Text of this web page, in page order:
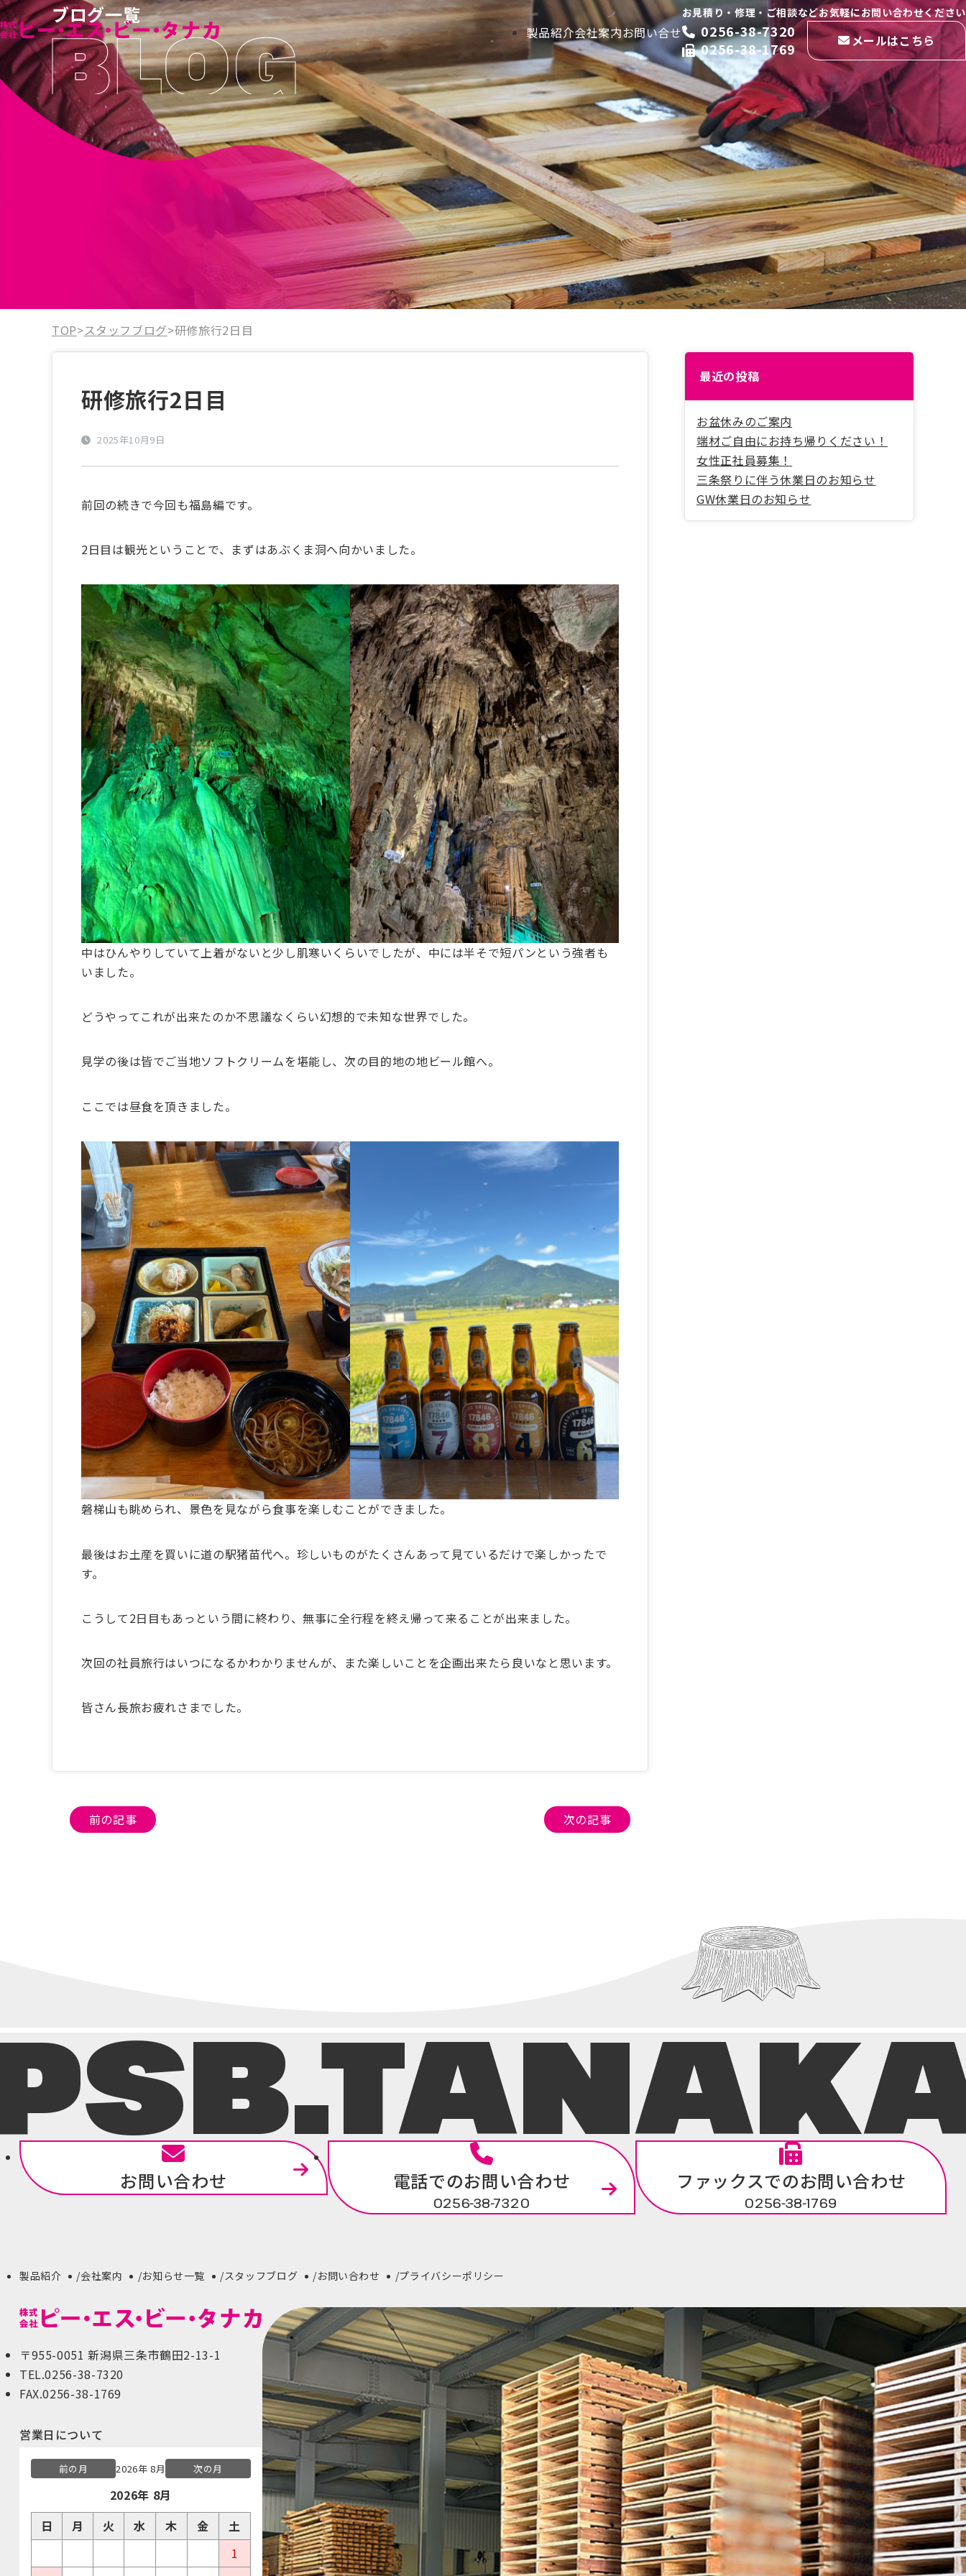
製品紹介会社案内お問い合せ
お見積り・修理・ご相談などお気軽にお問い合わせください
0256-38-7320
0256-38-1769
メールはこちら
ブログ一覧
TOP>スタッフブログ>研修旅行2日目
研修旅行2日目
2025年10月9日
前回の続きで今回も福島編です。
2日目は観光ということで、まずはあぶくま洞へ向かいました。
中はひんやりしていて上着がないと少し肌寒いくらいでしたが、中には半そで短パンという強者も
いました。
どうやってこれが出来たのか不思議なくらい幻想的で未知な世界でした。
見学の後は皆でご当地ソフトクリームを堪能し、次の目的地の地ビール館へ。
ここでは昼食を頂きました。
磐梯山も眺められ、景色を見ながら食事を楽しむことができました。
最後はお土産を買いに道の駅猪苗代へ。珍しいものがたくさんあって見ているだけで楽しかったで
す。
こうして2日目もあっという間に終わり、無事に全行程を終え帰って来ることが出来ました。
次回の社員旅行はいつになるかわかりませんが、また楽しいことを企画出来たら良いなと思います。
皆さん長旅お疲れさまでした。
投
稿
前の記事 次の記事
最近の投稿
お盆休みのご案内
端材ご自由にお持ち帰りください！
女性正社員募集！
三条祭りに伴う休業日のお知らせ
GW休業日のお知らせ
お問い合わせ 電話でのお問い合わせ
0256-38-7320
ファックスでのお問い合わせ
0256-38-1769
製品紹介 会社案内 お知らせ一覧 スタッフブログ お問い合わせ プライバシーポリシー
〒955-0051 新潟県三条市鶴田2-13-1
TEL.0256-38-7320
FAX.0256-38-1769
営業日について
前の月 2026年 8月 次の月
2026年 8月
日
月 火 水 木 金
土
1